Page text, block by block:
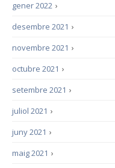
›
gener 2022
›
desembre 2021
›
novembre 2021
›
octubre 2021
›
setembre 2021
›
juliol 2021
›
juny 2021
›
maig 2021